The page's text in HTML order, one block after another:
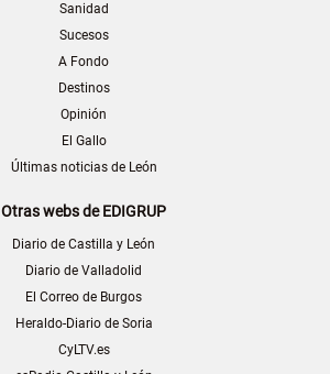
Sanidad
Sucesos
A Fondo
Destinos
Opinión
El Gallo
Últimas noticias de León
Otras webs de EDIGRUP
Diario de Castilla y León
Diario de Valladolid
El Correo de Burgos
Heraldo-Diario de Soria
CyLTV.es